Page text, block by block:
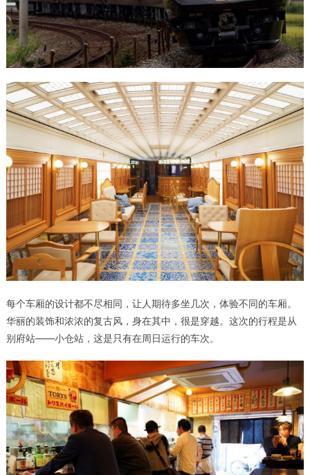
每个车厢的设计都不尽相同，让人期待多坐几次，体验不同的车厢。
华丽的装饰和浓浓的复古风，身在其中，很是穿越。这次的行程是从
别府站——小仓站，这是只有在周日运行的车次。